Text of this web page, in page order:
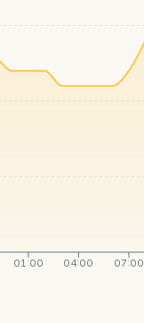
01:00 04:00 07:00